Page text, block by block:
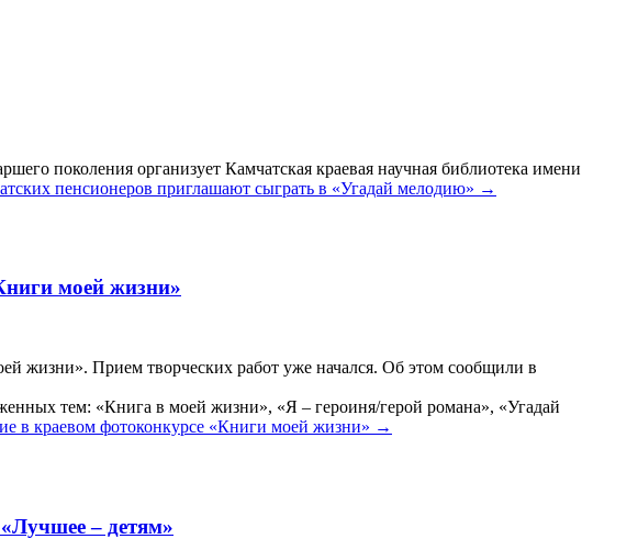
поколения организует Камчатская краевая научная библиотека имени
пенсионеров приглашают сыграть в «Угадай мелодию» →
моей жизни»
жизни». Прием творческих работ уже начался. Об этом сообщили в
тем: «Книга в моей жизни», «Я – героиня/герой романа», «Угадай
в краевом фотоконкурсе «Книги моей жизни» →
– детям»